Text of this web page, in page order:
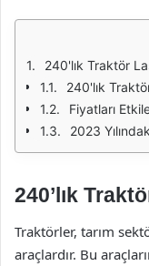
240'lık Traktör
240'lık
Fiyatları
2023
240’lık
Traktörler, tarım
araçlardır. Bu